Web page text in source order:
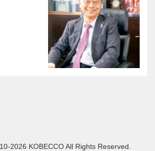
2026 KOBECCO All Rights Reserved.